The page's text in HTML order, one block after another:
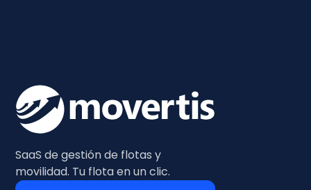
SaaS de gestión de flotas y
movilidad. Tu flota en un clic.